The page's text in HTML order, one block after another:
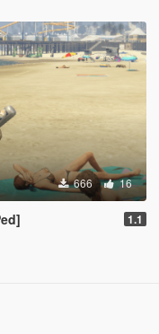
666 16
1.1